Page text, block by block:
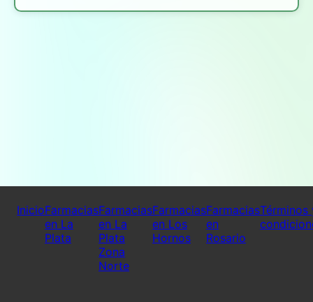
InicioFarmacias
en La
Plata
Farmacias
en La
Plata
Zona
Norte
Farmacias
en Los
Hornos
Farmacias
en
Rosario
Términos